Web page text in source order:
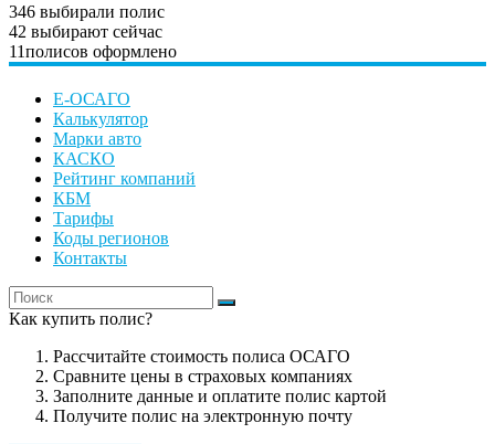
346 выбирали полис
42 выбирают сейчас
11полисов оформлено
Е-ОСАГО
Калькулятор
Марки авто
КАСКО
Рейтинг компаний
КБМ
Тарифы
Коды регионов
Контакты
Как купить полис?
Рассчитайте стоимость полиса ОСАГО
Сравните цены в страховых компаниях
Заполните данные и оплатите полис картой
Получите полис на электронную почту